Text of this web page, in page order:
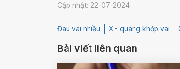
Cập nhật: 22-07-2024
Đau vai nhiều X - quang khớp vai
Bài viết liên quan